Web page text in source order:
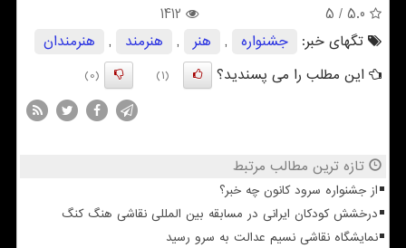
5.0
/ 5
1412
تگهای خبر:
جشنواره , هنر , هنرمند ,
هنرمندان
این مطلب را می پسندید؟
(1)
(0)
تازه ترین مطالب مرتبط
از جشنواره سرود کانون چه خبر؟
درخشش کودکان ایرانی در مسابقه بین المللی نقاشی هنگ کنگ
نمایشگاه نقاشی نسیم عدالت به سرو رسید